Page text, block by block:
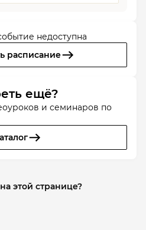
недоступна
расписание
ещё?
и семинаров по
этой странице?